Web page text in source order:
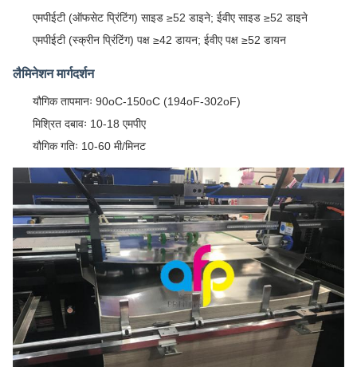
एमपीईटी (ऑफसेट प्रिंटिंग) साइड ≥52 डाइने; ईवीए साइड ≥52 डाइने
एमपीईटी (स्क्रीन प्रिंटिंग) पक्ष ≥42 डायन; ईवीए पक्ष ≥52 डायन
लैमिनेशन मार्गदर्शन
यौगिक तापमानः 90oC-150oC (194oF-302oF)
मिश्रित दबावः 10-18 एमपीए
यौगिक गतिः 10-60 मी/मिनट